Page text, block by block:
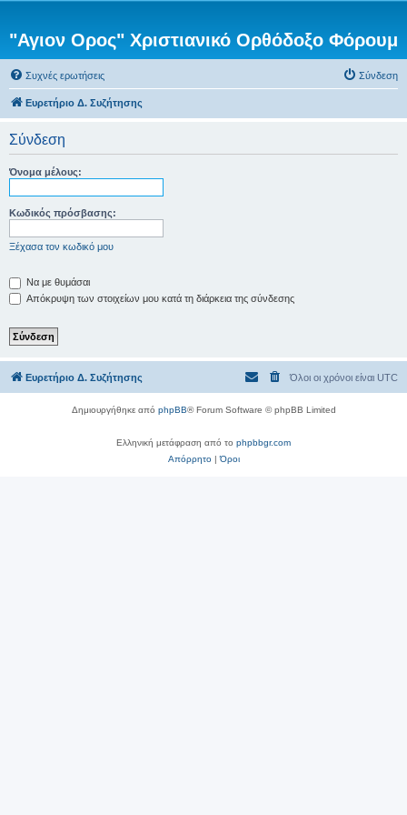
"Αγιον Ορος" Χριστιανικό Ορθόδοξο Φόρουμ
Συχνές ερωτήσεις Σύνδεση
Ευρετήριο Δ. Συζήτησης
Σύνδεση
Όνομα μέλους:
Κωδικός πρόσβασης:
Ξέχασα τον κωδικό μου
Να με θυμάσαι
Απόκρυψη των στοιχείων μου κατά τη διάρκεια της σύνδεσης
Ευρετήριο Δ. Συζήτησης Όλοι οι χρόνοι είναι UTC
Δημιουργήθηκε από phpBB® Forum Software © phpBB Limited
Ελληνική μετάφραση από το phpbbgr.com
Απόρρητο|Όροι